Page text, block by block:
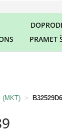
PRAMET
(MKT) >